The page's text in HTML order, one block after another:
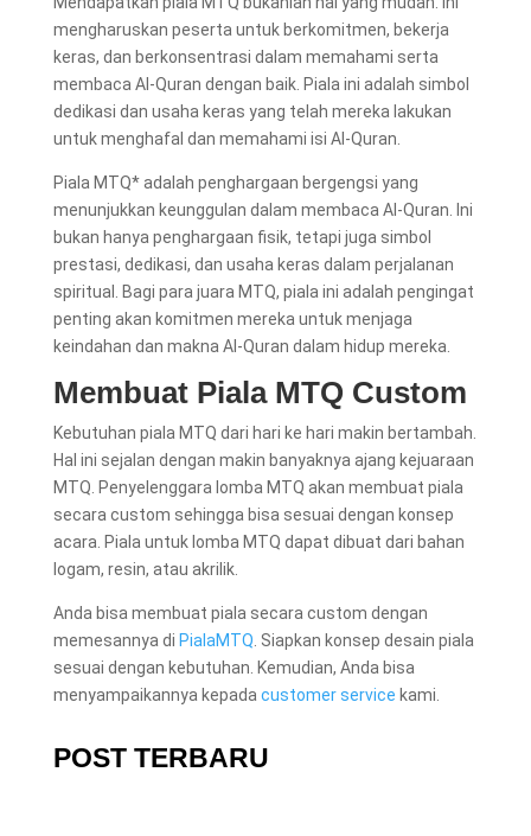
mengharuskan peserta untuk berkomitmen, bekerja
keras, dan berkonsentrasi dalam memahami serta
membaca Al-Quran dengan baik. Piala ini adalah simbol
dedikasi dan usaha keras yang telah mereka lakukan
untuk menghafal dan memahami isi Al-Quran.
Piala MTQ* adalah penghargaan bergengsi yang
menunjukkan keunggulan dalam membaca Al-Quran. Ini
bukan hanya penghargaan fisik, tetapi juga simbol
prestasi, dedikasi, dan usaha keras dalam perjalanan
spiritual. Bagi para juara MTQ, piala ini adalah pengingat
penting akan komitmen mereka untuk menjaga
keindahan dan makna Al-Quran dalam hidup mereka.
Membuat Piala MTQ Custom
Kebutuhan piala MTQ dari hari ke hari makin bertambah.
Hal ini sejalan dengan makin banyaknya ajang kejuaraan
MTQ. Penyelenggara lomba MTQ akan membuat piala
secara custom sehingga bisa sesuai dengan konsep
acara. Piala untuk lomba MTQ dapat dibuat dari bahan
logam, resin, atau akrilik.
Anda bisa membuat piala secara custom dengan
memesannya di PialaMTQ. Siapkan konsep desain piala
sesuai dengan kebutuhan. Kemudian, Anda bisa
menyampaikannya kepadacustomer service kami.
POST TERBARU